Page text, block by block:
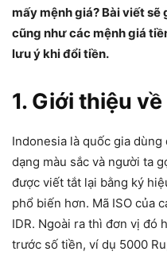
mấy mệnh giá? Bài viết
cũng như các mệnh giá
lưu ý khi đổi tiền.
1. Giới thiệu
Indonesia là quốc gia
dạng màu sắc và người ta
được viết tắt lại bằng ký
phổ biến hơn. Mã ISO của
IDR. Ngoài ra thì đơn vị đó
trước số tiền, ví dụ 5000